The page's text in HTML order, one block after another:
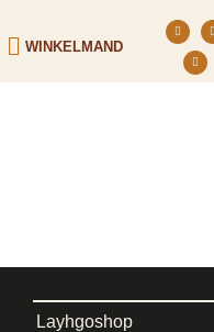
WINKELMAND
Layhgoshop